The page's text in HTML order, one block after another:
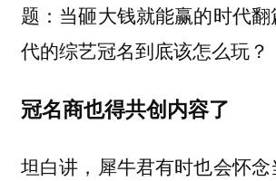
题：当砸大钱就能赢的时代
代的综艺冠名到底该怎么玩？
冠名商也得共创内容了
坦白讲，犀牛君有时也会怀